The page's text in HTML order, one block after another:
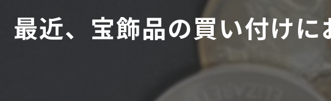
最近、宝飾品の買い付け